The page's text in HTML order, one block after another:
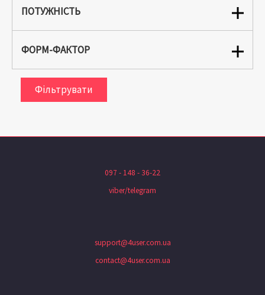
ПОТУЖНІСТЬ
ФОРМ-ФАКТОР
Фільтрувати
097 - 148 - 36-22
viber/telegram
support@4user.com.ua
contact@4user.com.ua